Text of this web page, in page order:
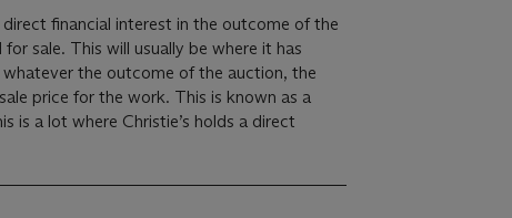
financial interest in the outcome of the
sale. This will usually be where it has
the outcome of the auction, the
price for the work. This is known as a